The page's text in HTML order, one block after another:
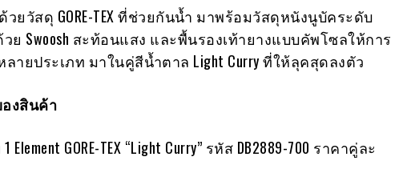
ยวัสดุ GORE-TEX ที่ช่วยกันน้ำ มาพร้อมวัสดุหนังนูบัคระดับ
ย Swoosh สะท้อนแสง และพื้นรองเท้ายางแบบคัพโซลให้การ
ายประเภท มาในคู่สีน้ำตาล Light Curry ที่ให้ลุคสุดลงตัว
งสินค้า
Element GORE-TEX “Light Curry” รหัส DB2889-700 ราคาคู่ละ